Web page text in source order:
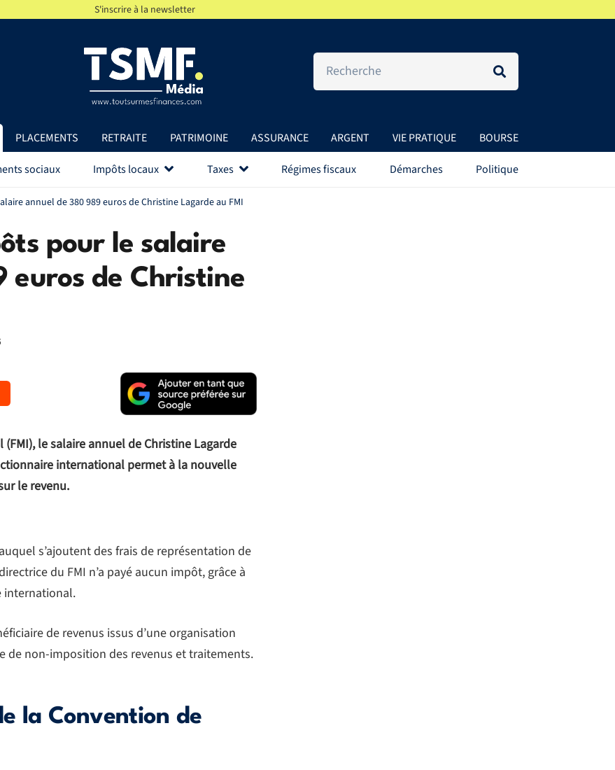
S'inscrire à la newsletter
PLACEMENTS RETRAITE PATRIMOINE ASSURANCE ARGENT VIE PRATIQUE BOURSE
sociaux Impôts locaux Taxes Régimes fiscaux Démarches Politique
annuel de 380 989 euros de Christine Lagarde au FMI
pour le salaire
euros de Christine
le salaire annuel de Christine Lagarde
international permet à la nouvelle
le revenu.
s’ajoutent des frais de représentation de
du FMI n’a payé aucun impôt, grâce à
international.
de revenus issus d’une organisation
de non-imposition des revenus et traitements.
la Convention de